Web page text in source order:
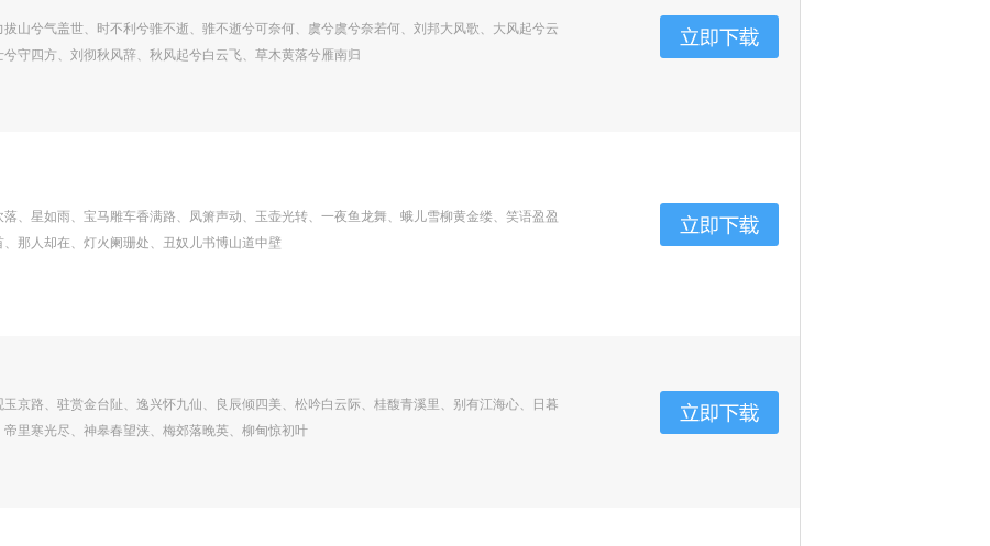
山兮气盖世、时不利兮骓不逝、骓不逝兮可奈何、虞兮虞兮奈若何、刘邦大风歌、大风起兮云
守四方、刘彻秋风辞、秋风起兮白云飞、草木黄落兮雁南归
、星如雨、宝马雕车香满路、凤箫声动、玉壶光转、一夜鱼龙舞、蛾儿雪柳黄金缕、笑语盈盈
那人却在、灯火阑珊处、丑奴儿书博山道中壁
京路、驻赏金台阯、逸兴怀九仙、良辰倾四美、松吟白云际、桂馥青溪里、别有江海心、日暮
里寒光尽、神皋春望浃、梅郊落晚英、柳甸惊初叶